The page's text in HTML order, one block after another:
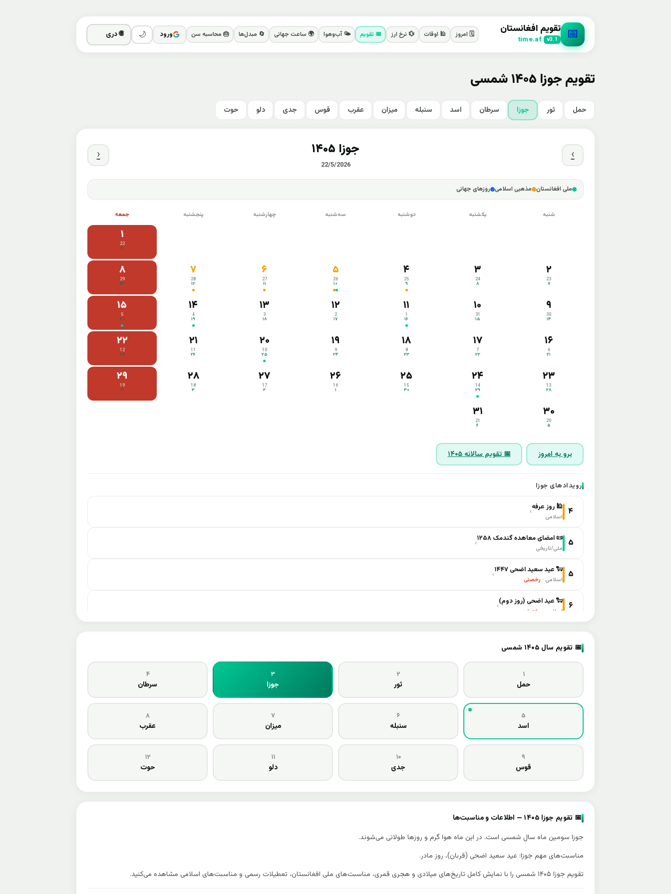
📅 تقویم افغانستان
time.af v3.1
🗓️ امروز 🕌 اوقات 💱 نرخ ارز 📅 تقویم 🌤️ آب‌وهوا 🌍 ساعت جهانی 🔄 مبدل‌ها 🎂 محاسبه سن ورود 🌙
تقویم جوزا ۱۴۰۵ شمسی
حمل ثور جوزا سرطان اسد سنبله میزان عقرب قوس جدی دلو حوت
› جوزا ۱۴۰۵
22/5/2026
‹
ملی افغانستان مذهبی اسلامی روزهای جهانی
شنبه یکشنبه دوشنبه سه‌شنبه چهارشنبه پنجشنبه جمعه
۱
22
۶
۲
23
۷
۳
24
۸
۴
25
۹
۵
26
۱۰
۶
27
۱۱
۷
28
۱۲
۸
29
۱۳
۹
30
۱۴
۱۰
31
۱۵
۱۱
1
۱۶
۱۲
2
۱۷
۱۳
3
۱۸
۱۴
4
۱۹
۱۵
5
۲۰
۱۶
6
۲۱
۱۷
7
۲۲
۱۸
8
۲۳
۱۹
9
۲۴
۲۰
10
۲۵
۲۱
11
۲۶
۲۲
12
۲۷
۲۳
13
۲۸
۲۴
14
۲۹
۲۵
15
۳۰
۲۶
16
۱
۲۷
17
۲
۲۸
18
۳
۲۹
19
۴
۳۰
20
۵
۳۱
21
۶
برو به امروز 📅 تقویم سالانه ۱۴۰۵
رویدادهای جوزا
۴ 🕌 روز عرفه
اسلامی
›
۵ 📜 امضای معاهده گندمک ۱۲۵۸
ملی/تاریخی
›
۵ 🐑 عید سعید اضحی ۱۴۴۷
اسلامی · رخصتی
›
۶ 🐑 عید اضحی (روز دوم)
اسلامی · رخصتی
›
اسلامی · رخصتی
🧒 روز جهانی کودک
۱۴ 🕊️ روز جهانی کودکان قربانی
ملی/تاریخی
›
🌿 روز جهانی محیط زیست
ملی/تاریخی
📅 درگذشت اسکندر مقدونی
📅 تقویم سال ۱۴۰۵ شمسی
۱
حمل
۲
ثور
۳
جوزا
۴
سرطان
۵
اسد
۶
سنبله
۷
میزان
۸
عقرب
۹
قوس
۱۰
جدی
۱۱
دلو
۱۲
حوت
📅 تقویم جوزا ۱۴۰۵ — اطلاعات و مناسبت‌ها
جوزا سومین ماه سال شمسی است. در این ماه هوا گرم و روزها طولانی می‌شوند.
مناسبت‌های مهم جوزا: عید سعید اضحی (قربان)، روز مادر.
تقویم جوزا ۱۴۰۵ شمسی را با نمایش کامل تاریخ‌های میلادی و هجری قمری، مناسبت‌های ملی افغانستان، تعطیلات رسمی و مناسبت‌های اسلامی مشاهده می‌کنید.